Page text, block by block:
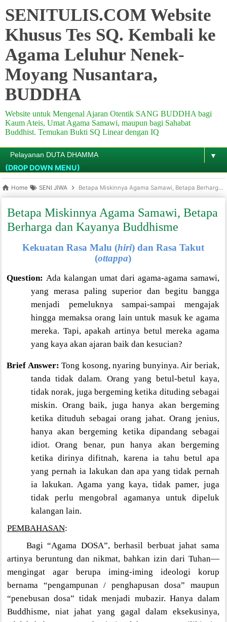
SENITULIS.COM Website
Khusus Tes SQ. Kembali ke
Agama Leluhur Nenek-
Moyang Nusantara,
BUDDHA
Website untuk Mengenal Ajaran Otentik SANG BUDDHA bagi
Kaum Ateis, Umat Agama Samawi, maupun bagi Sahabat
Buddhist. Temukan Bukti SQ Linear dengan IQ
▼
(DROP DOWN MENU)
Home SENI JIWA Betapa Miskinnya Agama Samawi, Betapa Berharga dan Kayanya Buddhisme
Betapa Miskinnya Agama Samawi, Betapa
Berharga dan Kayanya Buddhisme
Kekuatan Rasa Malu (hiri) dan Rasa Takut
(ottappa)
Question: Ada kalangan umat dari agama-agama samawi,
yang merasa paling superior dan begitu bangga
menjadi pemeluknya sampai-sampai mengajak
hingga memaksa orang lain untuk masuk ke agama
mereka. Tapi, apakah artinya betul mereka agama
yang kaya akan ajaran baik dan kesucian?
Brief Answer: Tong kosong, nyaring bunyinya. Air beriak,
tanda tidak dalam. Orang yang betul-betul kaya,
tidak norak, juga bergeming ketika dituding sebagai
miskin. Orang baik, juga hanya akan bergeming
ketika dituduh sebagai orang jahat. Orang jenius,
hanya akan bergeming ketika dipandang sebagai
idiot. Orang benar, pun hanya akan bergeming
ketika dirinya difitnah, karena ia tahu betul apa
yang pernah ia lakukan dan apa yang tidak pernah
ia lakukan. Agama yang kaya, tidak pamer, juga
tidak perlu mengobral agamanya untuk dipeluk
kalangan lain.
PEMBAHASAN:
Bagi “Agama DOSA”, berhasil berbuat jahat sama
artinya beruntung dan nikmat, bahkan izin dari Tuhan—
mengingat agar berupa iming-iming ideologi korup
bernama “pengampunan / penghapusan dosa” maupun
“penebusan dosa” tidak menjadi mubazir. Hanya dalam
Buddhisme, niat jahat yang gagal dalam eksekusinya,